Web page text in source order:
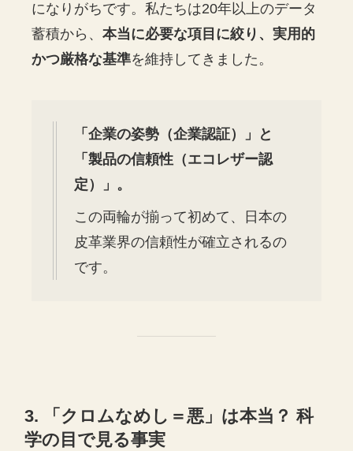
になりがちです。私たちは20年以上のデータ
蓄積から、本当に必要な項目に絞り、実用的
かつ厳格な基準を維持してきました。
「企業の姿勢（企業認証）」と
「製品の信頼性（エコレザー認
定）」。
この両輪が揃って初めて、日本の
皮革業界の信頼性が確立されるの
です。
3. 「クロムなめし＝悪」は本当？ 科
学の目で見る事実